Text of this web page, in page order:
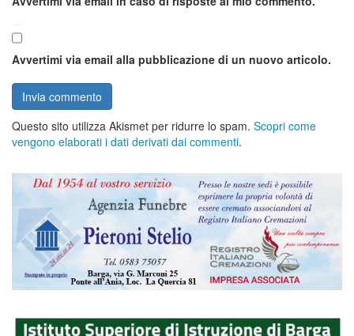
Avvertimi via email alla pubblicazione di un nuovo articolo.
Questo sito utilizza Akismet per ridurre lo spam. Scopri come
vengono elaborati i dati derivati dai commenti.